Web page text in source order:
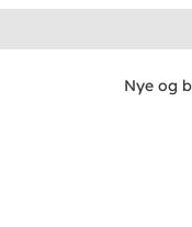
Nye og